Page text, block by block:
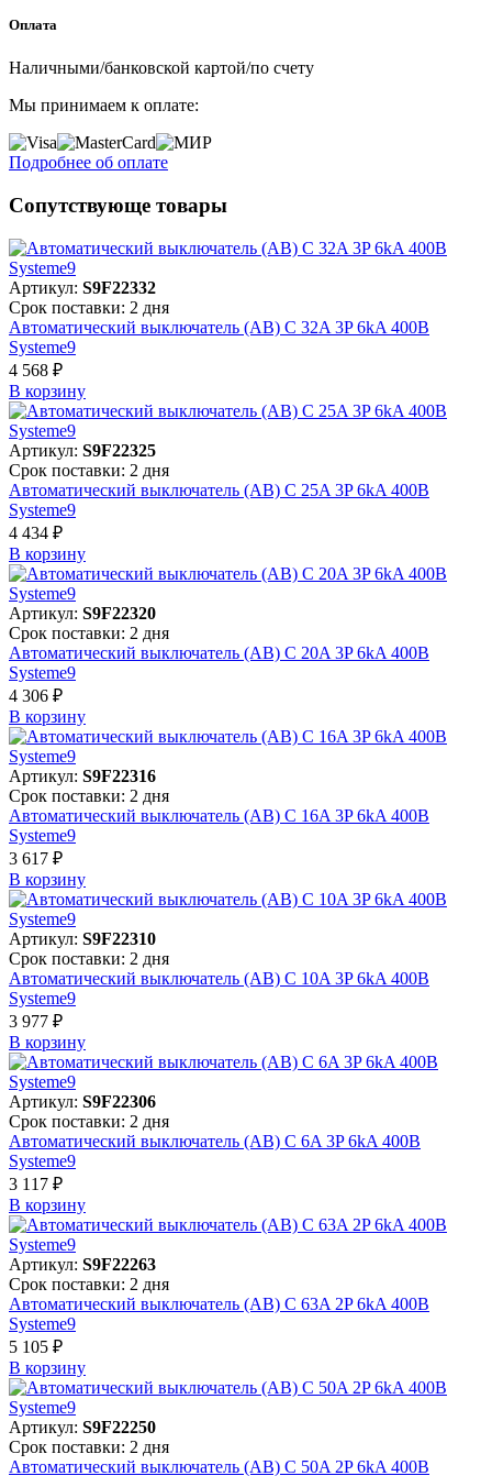
Оплата
Наличными/банковской картой/по счету
Мы принимаем к оплате:
Подробнее об оплате
Сопутствующе товары
Артикул: S9F22332
Срок поставки: 2 дня
Автоматический выключатель (АВ) C 32A 3P 6kA 400В
Systeme9
4 568 ₽
В корзинy
Артикул: S9F22325
Срок поставки: 2 дня
Автоматический выключатель (АВ) C 25A 3P 6kA 400В
Systeme9
4 434 ₽
В корзинy
Артикул: S9F22320
Срок поставки: 2 дня
Автоматический выключатель (АВ) C 20A 3P 6kA 400В
Systeme9
4 306 ₽
В корзинy
Артикул: S9F22316
Срок поставки: 2 дня
Автоматический выключатель (АВ) C 16A 3P 6kA 400В
Systeme9
3 617 ₽
В корзинy
Артикул: S9F22310
Срок поставки: 2 дня
Автоматический выключатель (АВ) C 10A 3P 6kA 400В
Systeme9
3 977 ₽
В корзинy
Артикул: S9F22306
Срок поставки: 2 дня
Автоматический выключатель (АВ) C 6A 3P 6kA 400В
Systeme9
3 117 ₽
В корзинy
Артикул: S9F22263
Срок поставки: 2 дня
Автоматический выключатель (АВ) C 63A 2P 6kA 400В
Systeme9
5 105 ₽
В корзинy
Артикул: S9F22250
Срок поставки: 2 дня
Автоматический выключатель (АВ) C 50A 2P 6kA 400В